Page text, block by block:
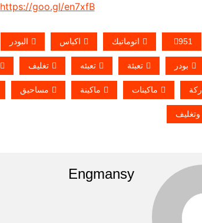
https://goo.gl/en7xfB
951 اتوماتيك اكياس البودر
بودر تعبئة تعبئه تغليف
ماكينات ماكينة مساحيق
وتغليف
Engmansy